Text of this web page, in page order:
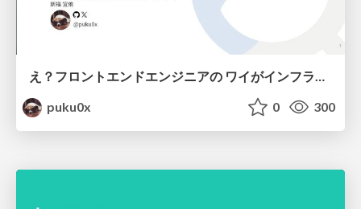
え？フロントエンドエンジニアの ワイがインフラも！？
puku0x
0 300